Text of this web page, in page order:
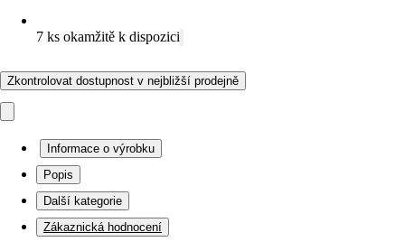
7 ks okamžitě k dispozici
Zkontrolovat dostupnost v nejbližší prodejně
Informace o výrobku
Popis
Další kategorie
Zákaznická hodnocení